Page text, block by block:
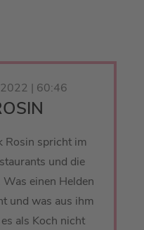
| 60:46
Rosin spricht im
und die
einen Helden
und was aus ihm
als Koch nicht